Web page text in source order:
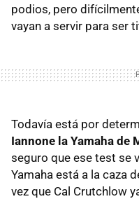
podios, pero
vayan a servir para ser
Todavía está por
Iannone la Yamaha de
seguro que ese test se
Yamaha está a la caza
vez que Cal Crutchlow